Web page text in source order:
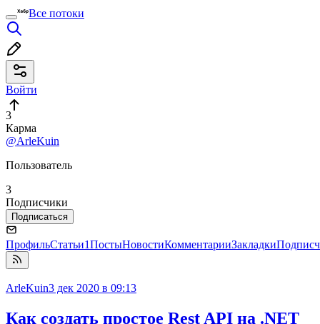
Все потоки
Войти
3
Карма
@ArleKuin
Пользователь
3
Подписчики
Подписаться
ПрофильСтатьи1ПостыНовостиКомментарииЗакладки
ArleKuin3 дек 2020 в 09:13
Как создать простое Rest API на .NET